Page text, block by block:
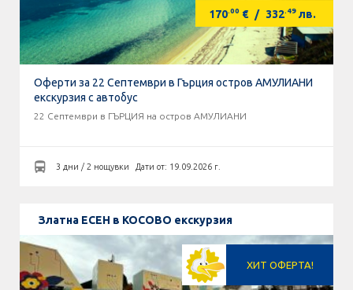
170.00 € / 332.49 лв.
Оферти за 22 Септември в Гърция остров АМУЛИАНИ
екскурзия с автобус
22 Септември в ГЪРЦИЯ на остров АМУЛИАНИ
3 дни / 2 нощувки Дати от: 19.09.2026 г.
Златна ЕСЕН в КОСОВО екскурзия
ХИТ ОФЕРТА!